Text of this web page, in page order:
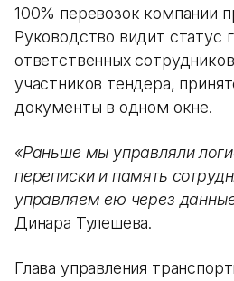
100% перевозок компании
Руководство видит статус
ответственных
участников тендера,
документы в одном окне.
«Раньше мы управляли
переписки и память
управляем ею через
Динара Тулешева.
Глава управления